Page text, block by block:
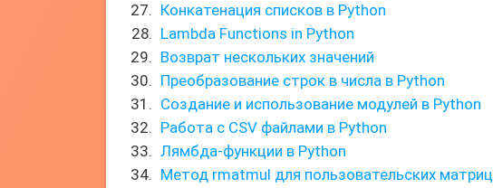
Конкатенация списков в Python
Lambda Functions in Python
Возврат нескольких значений
Преобразование строк в числа в Python
Создание и использование модулей в Python
Работа с CSV файлами в Python
Лямбда-функции в Python
Метод rmatmul для пользовательских матриц